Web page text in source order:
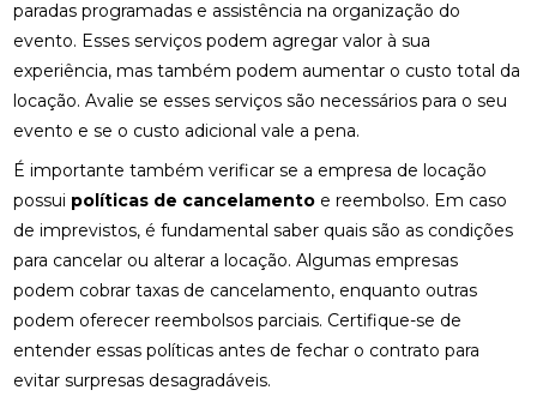
paradas programadas e assistência na organização do
evento. Esses serviços podem agregar valor à sua
experiência, mas também podem aumentar o custo total da
locação. Avalie se esses serviços são necessários para o seu
evento e se o custo adicional vale a pena.
É importante também verificar se a empresa de locação
possui políticas de cancelamento e reembolso. Em caso
de imprevistos, é fundamental saber quais são as condições
para cancelar ou alterar a locação. Algumas empresas
podem cobrar taxas de cancelamento, enquanto outras
podem oferecer reembolsos parciais. Certifique-se de
entender essas políticas antes de fechar o contrato para
evitar surpresas desagradáveis.